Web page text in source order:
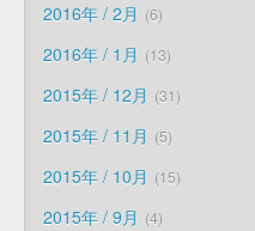
2016年 / 2月 6
2016年 / 1月 13
2015年 / 12月 31
2015年 / 11月 5
2015年 / 10月 15
2015年 / 9月 4